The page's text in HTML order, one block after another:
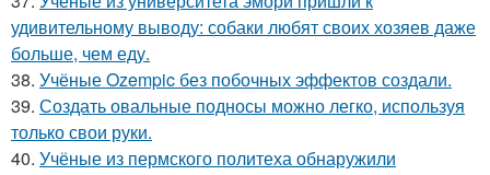
удивительному выводу: собаки любят своих хозяев даже
больше, чем еду.
38. Учёные Ozempic без побочных эффектов создали.
39. Создать овальные подносы можно легко, используя
только свои руки.
40. Учёные из пермского политеха обнаружили